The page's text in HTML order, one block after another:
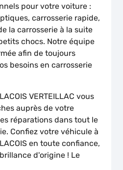
pour votre voiture :
carrosserie rapide,
la carrosserie à la suite
chocs. Notre équipe
afin de toujours
besoins en carrosserie
VERTEILLAC vous
auprès de votre
réparations dans tout le
Confiez votre véhicule à
en toute confiance,
d'origine ! Le